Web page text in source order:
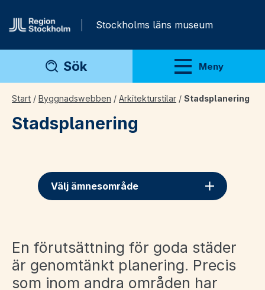
Stockholms läns museum
Sök Meny
Visa meny
Start / Byggnadswebben / Arkitekturstilar / Stadsplanering
Stadsplanering
Välj ämnesområde
En förutsättning för goda städer
är genomtänkt planering. Precis
som inom andra områden har